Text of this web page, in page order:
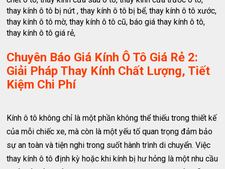
thay kính ô tô bị nứt , thay kính ô tô bị bể, thay kính ô tô xước,
thay kính ô tô mờ, thay kính ô tô cũ, báo giá thay kính ô tô,
thay kính ô tô giá rẻ,
Chuyên Báo Giá Kính Ô Tô Giá Rẻ 2:
Giải Pháp Thay Kính Chất Lượng, Tiết
Kiệm Chi Phí
Kính ô tô không chỉ là một phần không thể thiếu trong thiết kế
của mỗi chiếc xe, mà còn là một yếu tố quan trọng đảm bảo
sự an toàn và tiện nghi trong suốt hành trình di chuyển. Việc
thay kính ô tô định kỳ hoặc khi kính bị hư hỏng là một nhu cầu